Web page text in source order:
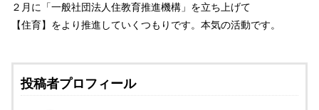
２月に「一般社団法人住教育推進機構」を立ち上げて
【住育】をより推進していくつもりです。 本気の活動です。
投稿者プロフィール